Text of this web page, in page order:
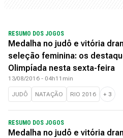
RESUMO DOS JOGOS
Medalha no judô e vitória
seleção feminina: os
Olimpíada nesta sexta-feira
13/08/2016 - 04h11min
JUDÔ NATAÇÃO RIO 2016 + 3
RESUMO DOS JOGOS
Medalha no judô e vitória